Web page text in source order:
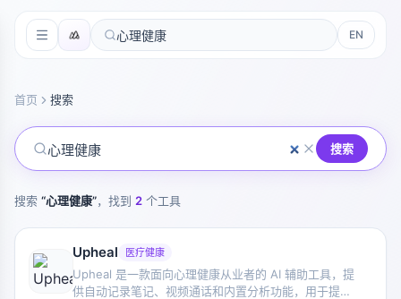
EN
首页 搜索
搜索
搜索 “心理健康”，找到 2 个工具
Upheal 医疗健康
Upheal 是一款面向心理健康从业者的 AI 辅助工具，提
供自动记录笔记、视频通话和内置分析功能，用于提升